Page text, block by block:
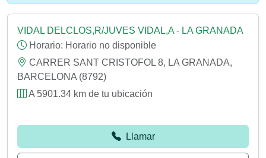
VIDAL DELCLOS,R/JUVES VIDAL,A - LA GRANADA
Horario: Horario no disponible
CARRER SANT CRISTOFOL 8, LA GRANADA,
BARCELONA (8792)
A 5901.34 km de tu ubicación
Llamar